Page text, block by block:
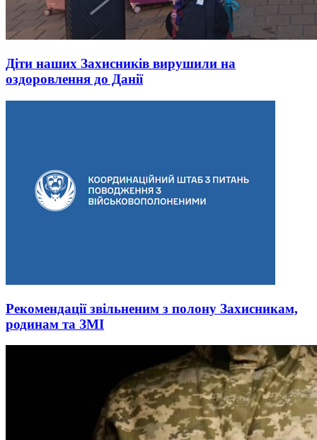
Діти наших Захисників вирушили на
оздоровлення до Данії
Рекомендації звільненим з полону Захисникам,
родинам та ЗМІ